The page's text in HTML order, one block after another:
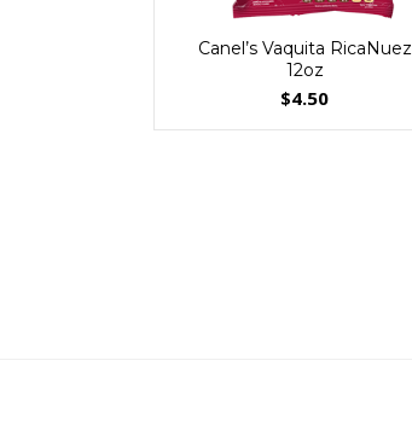
Canel’s Vaquita RicaNuez
12oz
$4.50